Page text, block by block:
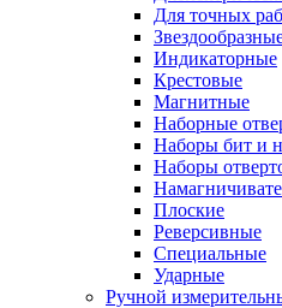
Для точных
Индикаторные
Крестовые
Магнитные
Наборные
Наборы бит и
Наборы
Плоские
Реверсивные
Специальные
Ударные
Ручной